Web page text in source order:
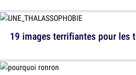
19 images terrifiantes pour les